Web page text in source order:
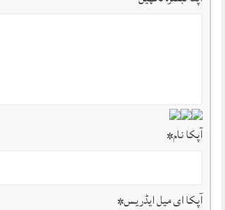
آپکا نام*
آپکا ای میل ایڈریس*